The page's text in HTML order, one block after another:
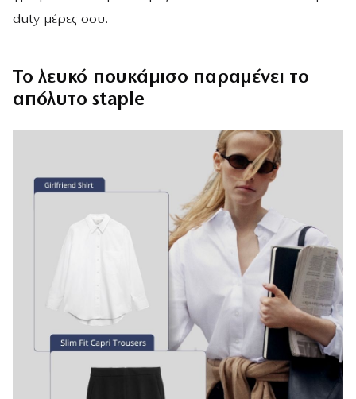
duty μέρες σου.
Το λευκό πουκάμισο παραμένει το
απόλυτο staple